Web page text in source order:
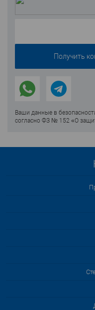
Ваши данные в
согласно ФЗ № 152 «О